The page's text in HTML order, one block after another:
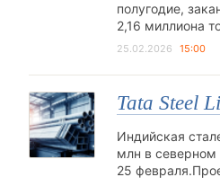
полугодие,
2,16 миллиона
25.02.2026 15:00
Tata Steel
Индийская
млн в северном
25